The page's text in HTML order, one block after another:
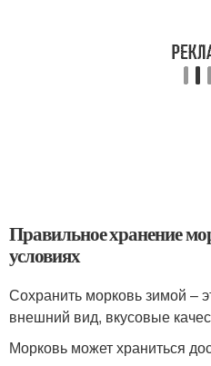
Правильное хранение
условиях
Сохранить морковь зимой –
внешний вид, вкусовые
Морковь может храниться